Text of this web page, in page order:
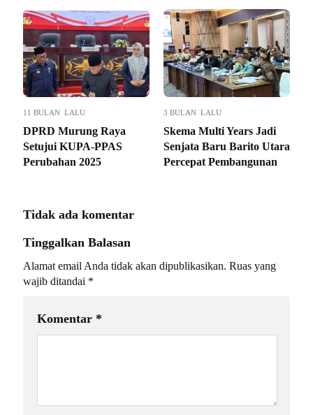
11 BULAN LALU
DPRD Murung Raya
Setujui KUPA-PPAS
Perubahan 2025
3 BULAN LALU
Skema Multi Years Jadi
Senjata Baru Barito Utara
Percepat Pembangunan
Tidak ada komentar
Tinggalkan Balasan
Alamat email Anda tidak akan dipublikasikan. Ruas yang
wajib ditandai *
Komentar *